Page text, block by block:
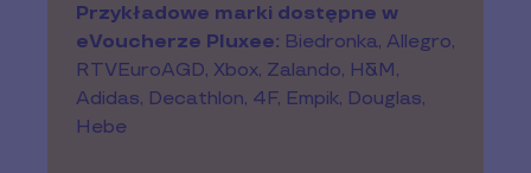
Przykładowe marki dostępne w
eVoucherze Pluxee: Biedronka, Allegro,
RTVEuroAGD, Xbox, Zalando, H&M,
Adidas, Decathlon, 4F, Empik, Douglas,
Hebe